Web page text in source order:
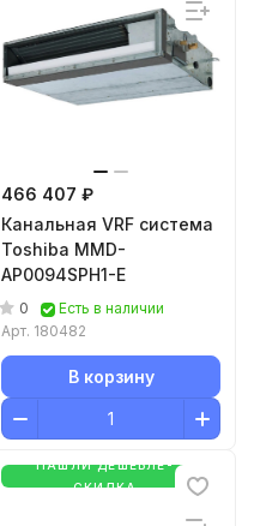
466 407 ₽
Канальная VRF система
Toshiba MMD-
AP0094SPH1-E
0
Есть в наличии
Арт. 180482
В корзину
НАШЛИ ДЕШЕВЛЕ-
СКИДКА